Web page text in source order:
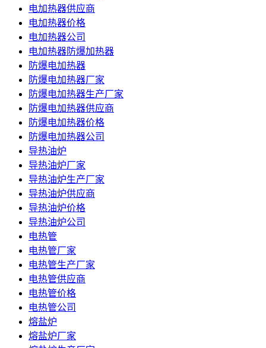
电加热器供应商
电加热器价格
电加热器公司
电加热器防爆加热器
防爆电加热器
防爆电加热器厂家
防爆电加热器生产厂家
防爆电加热器供应商
防爆电加热器价格
防爆电加热器公司
导热油炉
导热油炉厂家
导热油炉生产厂家
导热油炉供应商
导热油炉价格
导热油炉公司
电热管
电热管厂家
电热管生产厂家
电热管供应商
电热管价格
电热管公司
熔盐炉
熔盐炉厂家